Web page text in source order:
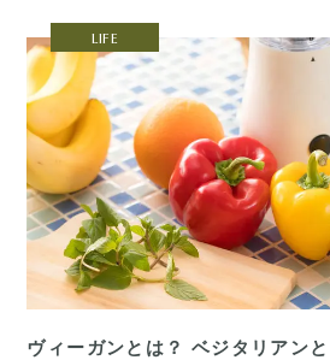
LIFE
ヴィーガンとは？ ベジタリアン